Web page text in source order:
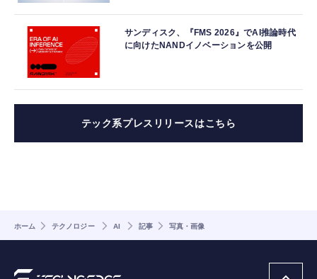
サンディスク、『FMS 2026』でAI推論時代
に向けたNANDイノベーションを公開
テック系プレスリリースはこちら
ホーム テクノロジー AI 記事 写真・画像